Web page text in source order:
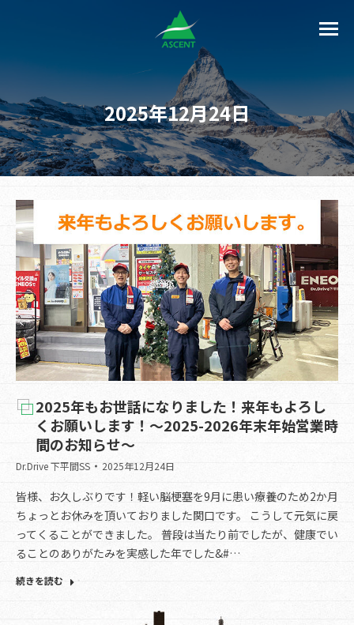
2025年12月24日
2025年もお世話になりました！来年もよろし
くお願いします！～2025-2026年末年始営業時
間のお知らせ～
Dr.Drive 下平間SS 2025年12月24日
皆様、お久しぶりです！軽い脳梗塞を9月に患い療養のため2か月
ちょっとお休みを頂いておりました関口です。 こうして元気に戻
ってくることができました。 普段は当たり前でしたが、健康でい
ることのありがたみを実感した年でした&#…
続きを読む